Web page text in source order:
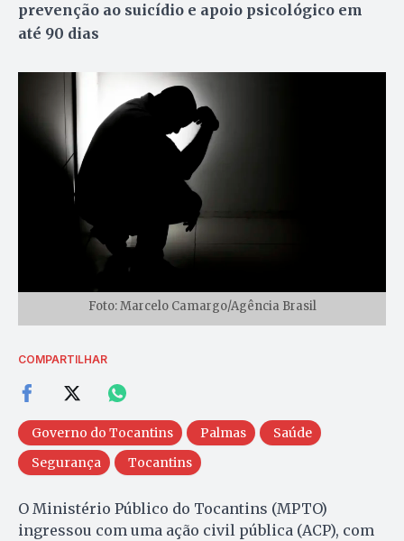
prevenção ao suicídio e apoio psicológico em
até 90 dias
Foto: Marcelo Camargo/Agência Brasil
COMPARTILHAR
Governo do Tocantins Palmas
Saúde
Segurança
Tocantins
O Ministério Público do Tocantins (MPTO)
ingressou com uma ação civil pública (ACP), com